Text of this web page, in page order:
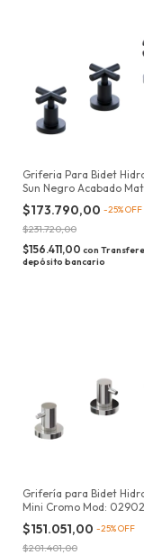
Griferia Para Bidet
Sun Negro Acabado
502NEGR
$173.790,00 -25%OFF
$231.720,00
$156.411,00 con
depósito bancario
Grifería para Bidet
Mini Cromo Mod:
$151.051,00 -25%OFF
$201.401,00